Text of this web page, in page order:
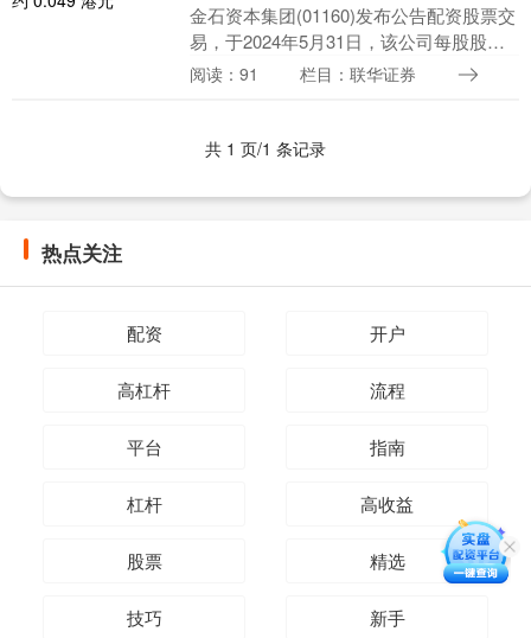
金石资本集团(01160)发布公告配资股票交
易，于2024年5月31日，该公司每股股份
的未经审核资产净值为约 0.049 港元。
阅读：91 栏目：联华证券
共 1 页/1 条记录
热点关注
配资 开户
高杠杆 流程
平台 指南
杠杆 高收益
股票 精选
技巧 新手